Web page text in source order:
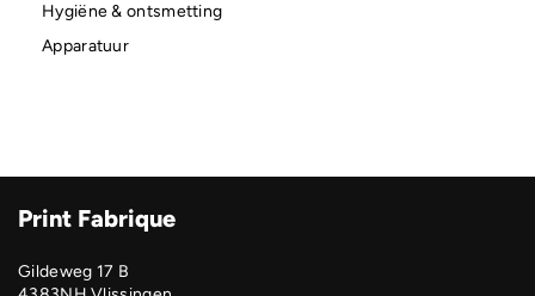
Hygiëne & ontsmetting
Apparatuur
Print Fabrique
Gildeweg 17 B